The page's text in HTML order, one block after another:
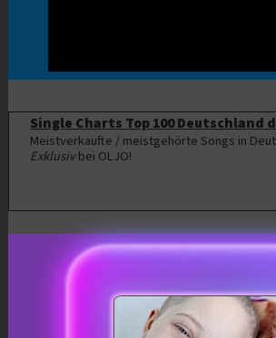
Single Charts Top 100 Deutschland
Meistverkaufte / meistgehörte Songs in
Exklusivbei OLJO!